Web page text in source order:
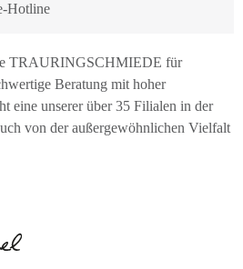
Hotline
TRAURINGSCHMIEDE für
Beratung mit hoher
eine unserer über 35 Filialen in der
von der außergewöhnlichen Vielfalt